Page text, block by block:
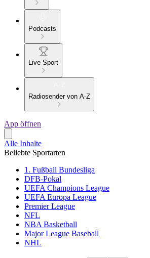
Podcasts
Live Sport
Radiosender von A-Z
App öffnen
Alle Inhalte
Beliebte Sportarten
1. Fußball Bundesliga
DFB-Pokal
UEFA Champions League
UEFA Europa League
Premier League
NFL
NBA Basketball
Major League Baseball
NHL